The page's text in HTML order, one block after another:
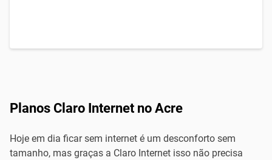
Planos Claro Internet no Acre
Hoje em dia ficar sem internet é um desconforto sem
tamanho, mas graças a Claro Internet isso não precisa